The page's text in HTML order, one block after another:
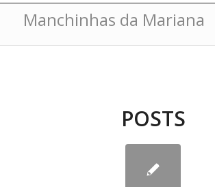
Manchinhas da Mariana
POSTS